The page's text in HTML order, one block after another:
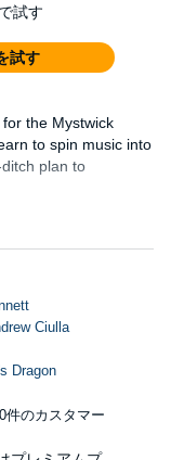
試す
試す
for the Mystwick
to spin music into
plan to
Ciulla
Dragon
件のカスタマー